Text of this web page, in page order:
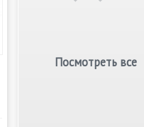
Посмотреть все